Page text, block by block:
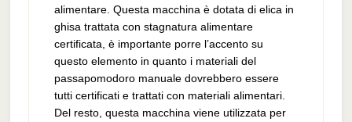
alimentare. Questa macchina è dotata di elica in
ghisa trattata con stagnatura alimentare
certificata, è importante porre l’accento su
questo elemento in quanto i materiali del
passapomodoro manuale dovrebbero essere
tutti certificati e trattati con materiali alimentari.
Del resto, questa macchina viene utilizzata per